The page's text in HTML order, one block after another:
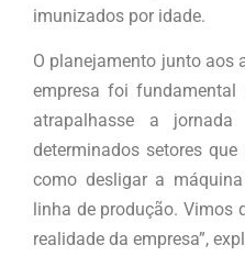
imunizados por idade.
O planejamento junto aos
empresa foi
atrapalhasse a jornada
determinados setores
como desligar a
linha de produção. Vimos
realidade da empresa”,